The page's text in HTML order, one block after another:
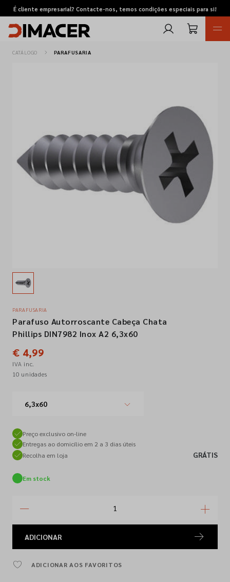
É cliente empresarial? Contacte-nos, temos condições especiais para si!
Retomas
Pedidos de cotação
Contactos
Siga-nos nas redes sociais
CATÁLOGO PARAFUSARIA
PARAFUSARIA
Parafuso Autorroscante Cabeça Chata
Phillips DIN7982 Inox A2 6,3x60
€ 4,99
IVA inc.
10 unidades
6,3x60
Preço exclusivo on-line
Entregas ao domicílio em 2 a 3 dias úteis
Recolha em loja
GRÁTIS
Em stock
ADICIONAR
ADICIONAR AOS FAVORITOS